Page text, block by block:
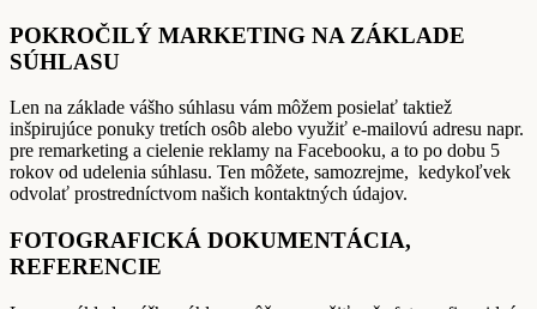
POKROČILÝ MARKETING NA ZÁKLADE
SÚHLASU
Len na základe vášho súhlasu vám môžem posielať taktiež
inšpirujúce ponuky tretích osôb alebo využiť e-mailovú adresu napr.
pre remarketing a cielenie reklamy na Facebooku, a to po dobu 5
rokov od udelenia súhlasu. Ten môžete, samozrejme, kedykoľvek
odvolať prostredníctvom našich kontaktných údajov.
FOTOGRAFICKÁ DOKUMENTÁCIA,
REFERENCIE